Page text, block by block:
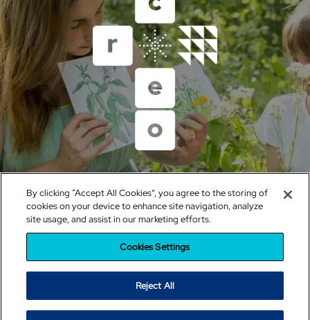
sistemacreo@santillana.com
Política de cookies|Configuración de cookies
Privacidad|Condiciones de uso|Política de RRSS
By clicking “Accept All Cookies”, you agree to the storing of
cookies on your device to enhance site navigation, analyze
site usage, and assist in our marketing efforts.
Cookies Settings
Reject All